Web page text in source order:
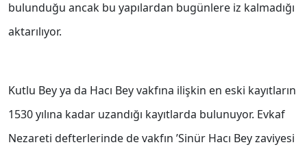
bulunduğu ancak bu yapılardan bugünlere iz kalmadığı
aktarılıyor.
Kutlu Bey ya da Hacı Bey vakfına ilişkin en eski kayıtların
1530 yılına kadar uzandığı kayıtlarda bulunuyor. Evkaf
Nezareti defterlerinde de vakfın ’Sinür Hacı Bey zaviyesi